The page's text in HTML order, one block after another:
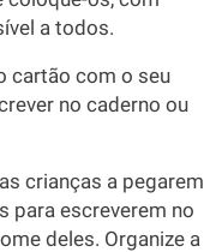
a todos.
cartão com o seu
no caderno ou
crianças a pegarem
para escreverem no
deles. Organize a